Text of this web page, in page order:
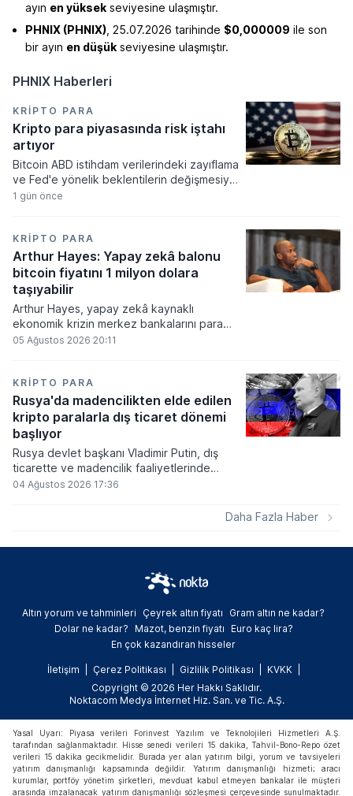
ayın en yüksek seviyesine ulaşmıştır.
PHNIX (PHNIX) , 25.07.2026 tarihinde $0,000009 ile son
bir ayın en düşük seviyesine ulaşmıştır.
PHNIX Haberleri
KRIPTO PARA
Kripto para piyasasında risk iştahı
artıyor
Bitcoin ABD istihdam verilerindeki zayıflama
ve Fed'e yönelik beklentilerin değişmesiyle
haftayı yükselişle kapattı. Kripto para
açıklanacak enflasyon rakamlarına ve
küresel gelişmelere çevrildi.
1 gün önce
KRIPTO PARA
Arthur Hayes: Yapay zekâ balonu
bitcoin fiyatını 1 milyon dolara
taşıyabilir
Arthur Hayes, yapay zekâ kaynaklı
ekonomik krizin merkez bankalarını para
basmaya zorlayacağını ve bu durumun
kayıplarının tetikleyeceği kredi krizinin
küresel likidite artışına yol açacağını belirtti
ve bitcoinin bu süreçte en hızlı tepki veren
varlık olacağı vurguladı.
05 Ağustos 2026 20:11
KRIPTO PARA
Rusya'da madencilikten elde edilen
kripto paralarla dış ticaret dönemi
başlıyor
Rusya devlet başkanı Vladimir Putin, dış
ticarette ve madencilik faaliyetlerinde
kripto varlıkların kullanımına onay veren
04 Ağustos 2026 17:36
Daha Fazla Haber
Altın yorum ve tahminleri Çeyrek altın fiyatı
Gram altın ne kadar?
Dolar ne kadar?
Mazot, benzin fiyatı
Euro kaç lira?
En çok kazandıran hisseler
İletişim Çerez Politikası Gizlilik Politikası
KVKK
Copyright © 2026 Her Hakkı Saklıdır.
Noktacom Medya İnternet Hiz. San. ve Tic. A.Ş.
Yasal Uyarı: Piyasa verileri Forinvest Yazılım ve Teknolojileri Hizmetleri A.Ş.
tarafından sağlanmaktadır. Hisse senedi verileri 15 dakika, Tahvil-Bono-Repo özet
verileri 15 dakika gecikmelidir. Burada yer alan yatırım bilgi, yorum ve tavsiyeleri
yatırım danışmanlığı kapsamında değildir. Yatırım danışmanlığı hizmeti; aracı
kurumlar, portföy yönetim şirketleri, mevduat kabul etmeyen bankalar ile müşteri
arasında imzalanacak yatırım danışmanlığı sözleşmesi çerçevesinde sunulmaktadır.